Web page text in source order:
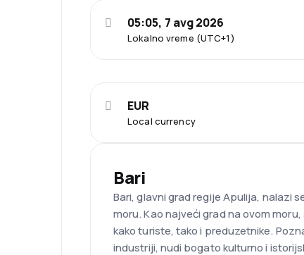
Lokalno vreme (UTC+1)
05:05, 7 avg 2026
Local currency
EUR
Bari
Bari, glavni grad regije Apulija, nalazi
moru. Kao najveći grad na ovom
kako turiste, tako i preduzetnike.
industriji, nudi bogato kulturno i